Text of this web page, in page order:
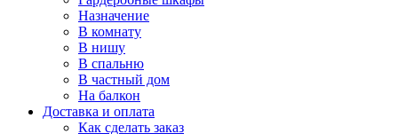
Назначение
В комнату
В нишу
В спальню
В частный дом
На балкон
Доставка и оплата
Как сделать заказ